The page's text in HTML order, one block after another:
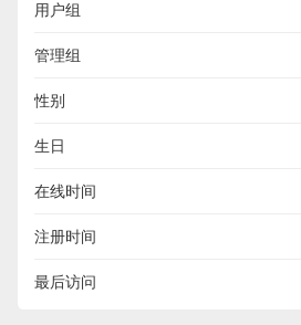
用户组
管理组
性别
生日
在线时间
注册时间
最后访问